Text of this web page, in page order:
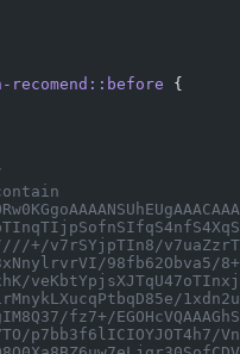
recomend::before
{
+/v7rSYjpTIn8/v7uaZzrT
98fb62Obva5/8+
veKbtYpjsXJTqU47oTInxj
1xdn2u
fz7+/EGOHcVQAAAGhS
p7bb3f6lICIOYJOT4h7/Vn